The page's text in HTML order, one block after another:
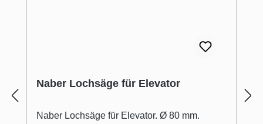
Naber Lochsäge für Elevator
Naber Lochsäge für Elevator. Ø 80 mm.